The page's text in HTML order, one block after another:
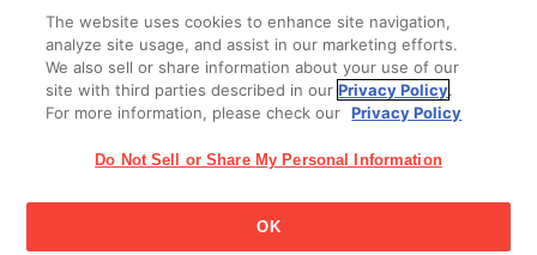
西新井大師西駅 日暮里・舎人ライナー
足立区江北６-３０-２３
このページの店舗から 1.5 km
江崎グリコ株式会社 Copyright © 2025 Ezaki Glico Co., Ltd.
The website uses cookies to enhance site navigation,
analyze site usage, and assist in our marketing efforts.
We also sell or share information about your use of our
site with third parties described in ourPrivacy Policy.
For more information, please check our Privacy Policy
Do Not Sell or Share My Personal Information
OK